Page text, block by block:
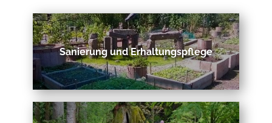
Sanierung und Erhaltungspflege